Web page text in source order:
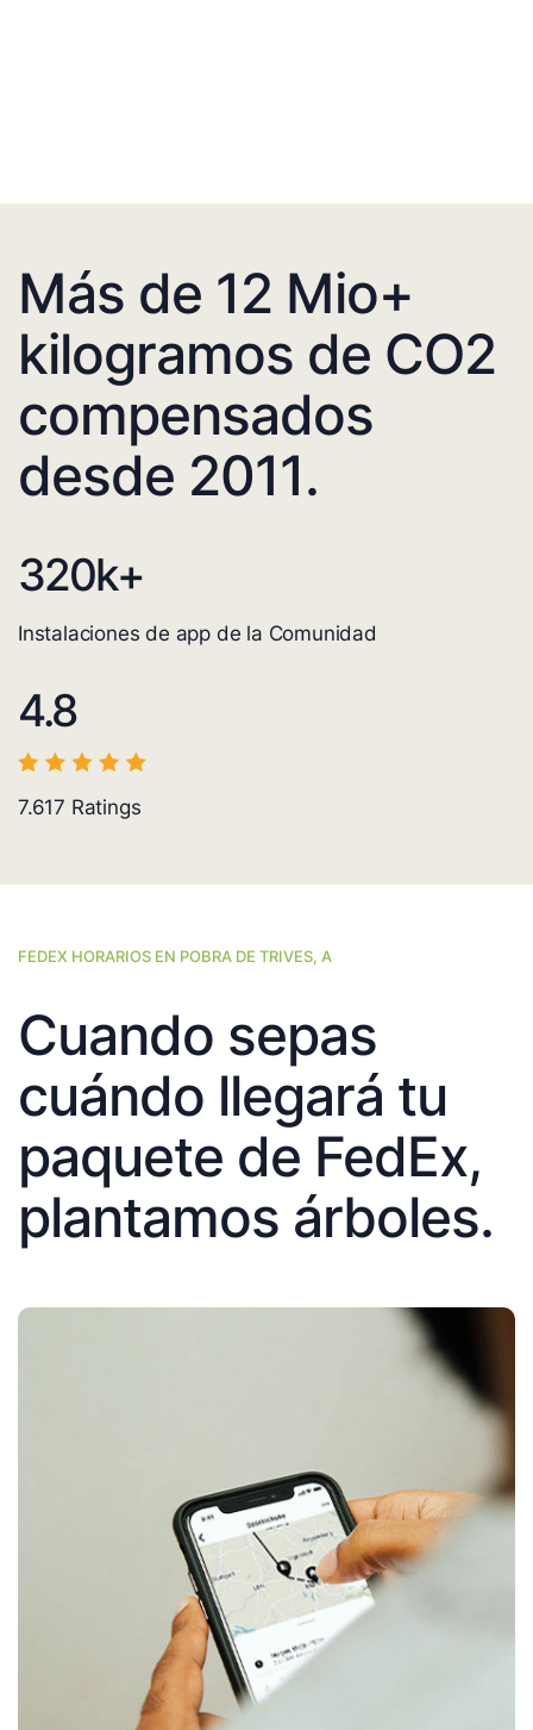
Más de 12 Mio+
kilogramos de CO2
compensados
desde 2011.
320k+
Instalaciones de app de la Comunidad
4.8
7.617 Ratings
FEDEX HORARIOS EN POBRA DE TRIVES, A
Cuando sepas
cuándo llegará tu
paquete de FedEx,
plantamos árboles.